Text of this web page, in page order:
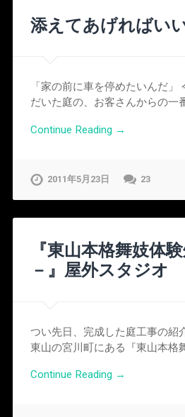
添えてあげればい
「家の前に車を停めたいんだ」
だいた庭の、お客さんからの一
Continue Reading →
2011年5月23日 23
『東山本格舞妓体
－』屋外スタジオ
つい先日、完成した庭工事の紹
東山の宮川町にある『東山本格
Continue Reading →